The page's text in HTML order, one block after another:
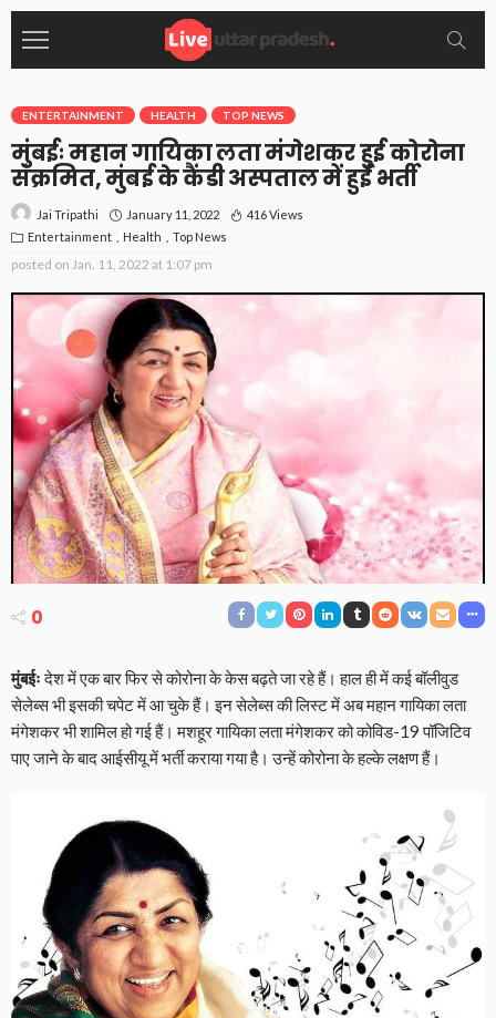
ENTERTAINMENT HEALTH TOP NEWS
मुंबईः महान गायिका लता मंगेशकर हुई कोरोना
संक्रमित, मुंबई के कैंडी अस्पताल में हुई भर्ती
Jai Tripathi January 11, 2022
416 Views
Entertainment
Health Top News
posted on Jan. 11, 2022 at 1:07 pm
0
मुंबईःदेश में एक बार फिर से कोरोना के केस बढ़ते जा रहे हैं। हाल ही में कई बॉलीवुड
सेलेब्स भी इसकी चपेट में आ चुके हैं। इन सेलेब्स की लिस्ट में अब महान गायिका लता
मंगेशकर भी शामिल हो गई हैं। मशहूर गायिका लता मंगेशकर को कोविड-19 पॉजिटिव
पाए जाने के बाद आईसीयू में भर्ती कराया गया है। उन्हें कोरोना के हल्के लक्षण हैं।